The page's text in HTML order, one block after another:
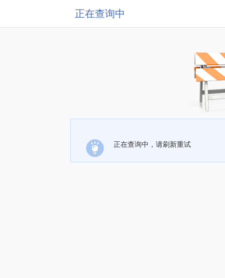
正在查询中
正在查询中，请刷新重试